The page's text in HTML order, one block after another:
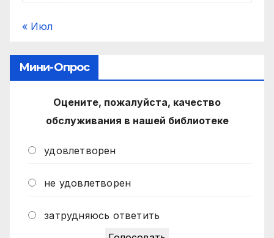
« Июл
Мини-Опрос
Оцените, пожалуйста, качество
обслуживания в нашей библиотеке
удовлетворен
не удовлетворен
затрудняюсь ответить